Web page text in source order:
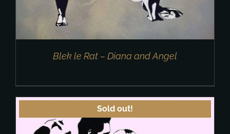
Blek le Rat – Diana and Angel
Sold out!